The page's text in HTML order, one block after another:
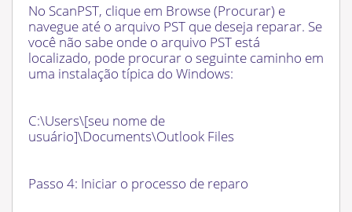
No ScanPST, clique em Browse (Procurar) e
navegue até o arquivo PST que deseja reparar. Se
você não sabe onde o arquivo PST está
localizado, pode procurar o seguinte caminho em
uma instalação típica do Windows:
C:\Users\[seu nome de
usuário]\Documents\Outlook Files
Passo 4: Iniciar o processo de reparo